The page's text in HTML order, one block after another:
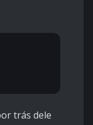
trás dele